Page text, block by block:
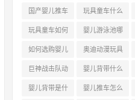
的优缺点(1)
国产婴儿推车
品牌哪个牌子
(0)
玩具童车什么
牌子好(2)
玩具童车如何
选购(1)
婴儿游泳池哪
种好(4)
如何选购婴儿
游泳设备(1)
奥迪动漫玩具
(1)
巨神战击队动
漫玩具(1)
婴儿背带什么
时候用(3)
婴儿背带是什 婴儿推车怎么